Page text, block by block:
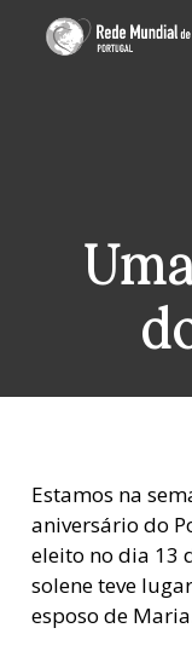
Estamos na
aniversário do
eleito no dia 13
solene teve
esposo de